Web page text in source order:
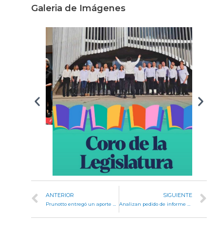
Galeria de Imágenes
ANTERIOR SIGUIENTE